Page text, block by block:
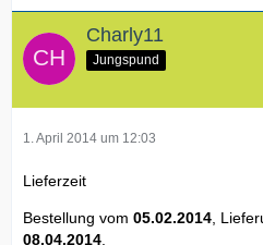
Charly11
Jungspund
1. April 2014 um 12:03
Lieferzeit
Bestellung vom 05.02.2014 ,
08.04.2014